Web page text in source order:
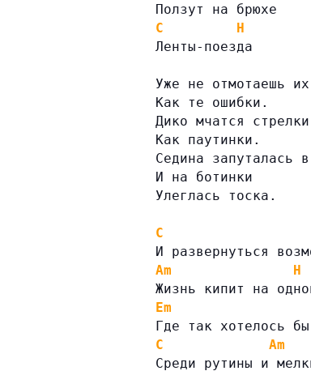
Ползут на брюхе
C
H
Ленты-поезда
Уже не отмотаешь
Как те ошибки.
Дико мчатся
Как паутинки.
Седина запуталась
И на ботинки
Улеглась тоска.
C
И развернуться
Am
H
Жизнь кипит на
Em
Где так хотелось
C
Am
Среди рутины и